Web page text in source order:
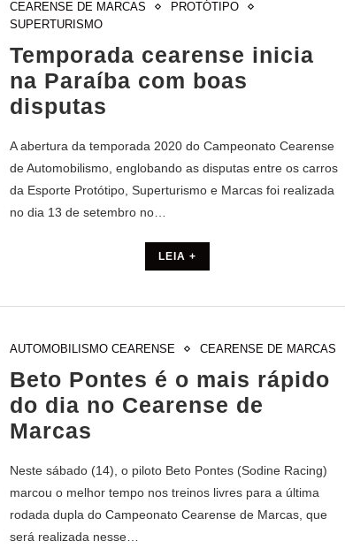
CEARENSE DE MARCAS
PROTÓTIPO
SUPERTURISMO
Temporada cearense inicia
na Paraíba com boas
disputas
A abertura da temporada 2020 do Campeonato Cearense
de Automobilismo, englobando as disputas entre os carros
da Esporte Protótipo, Superturismo e Marcas foi realizada
no dia 13 de setembro no…
LEIA +
AUTOMOBILISMO CEARENSE CEARENSE DE MARCAS
Beto Pontes é o mais rápido
do dia no Cearense de
Marcas
Neste sábado (14), o piloto Beto Pontes (Sodine Racing)
marcou o melhor tempo nos treinos livres para a última
rodada dupla do Campeonato Cearense de Marcas, que
será realizada nesse…